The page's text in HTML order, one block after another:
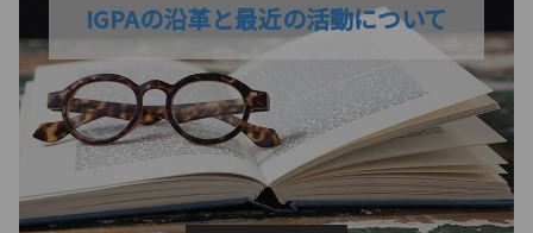
IGPAの沿革と最近の活動について